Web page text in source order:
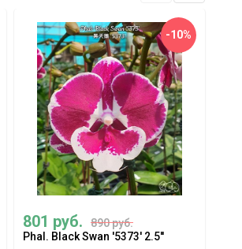
-10%
801 руб.
890 руб.
Phal. Black Swan '5373' 2.5''